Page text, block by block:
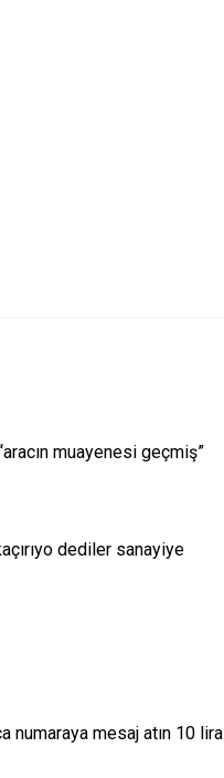
muayenesi geçmiş”
dediler sanayiye
numaraya mesaj atın 10 lira